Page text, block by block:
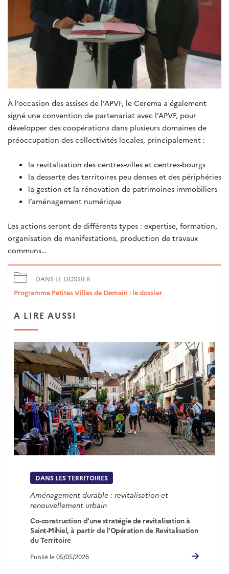
À l’occasion des assises de l’APVF, le Cerema a également
signé une convention de partenariat avec l’APVF, pour
développer des coopérations dans plusieurs domaines de
préoccupation des collectivités locales, principalement :
la revitalisation des centres-villes et centres-bourgs
la desserte des territoires peu denses et des périphéries
la gestion et la rénovation de patrimoines immobiliers
l’aménagement numérique
Les actions seront de différents types : expertise, formation,
organisation de manifestations, production de travaux
communs…
DANS LE DOSSIER
Programme Petites Villes de Demain : le dossier
A LIRE AUSSI
DANS LES TERRITOIRES
Aménagement durable : revitalisation et
renouvellement urbain
Co-construction d'une stratégie de revitalisation à
Saint-Mihiel, à partir de l'Opération de Revitalisation
du Territoire
Publié le 05/05/2026